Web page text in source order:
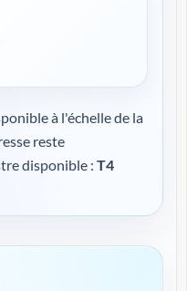
à l'échelle de la
reste
disponible : T4